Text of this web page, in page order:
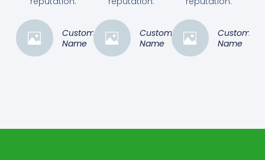
Customer
Name
Customer
Name
Customer
Name